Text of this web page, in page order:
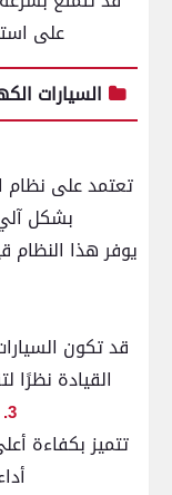
على
السيارات
تعتمد على نظام
بشكل
يوفر هذا
قد تكون
القيادة نظرًا
3. توفير الطاقة والكفاءة:
تتميز بكفاءة